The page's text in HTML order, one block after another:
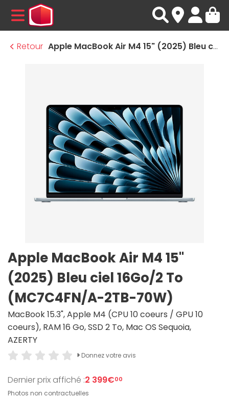
MENU
Retour
Apple MacBook Air M4 15" (2025) Bleu ciel 16Go/2 To (MC7C4FN/A-2TB-70W)
Apple MacBook Air M4 15"
(2025) Bleu ciel 16Go/2 To
(MC7C4FN/A-2TB-70W)
MacBook 15.3", Apple M4 (CPU 10 coeurs / GPU 10
coeurs), RAM 16 Go, SSD 2 To, Mac OS Sequoia,
AZERTY
Donnez votre avis
Dernier prix affiché :2 399€00
Photos non contractuelles